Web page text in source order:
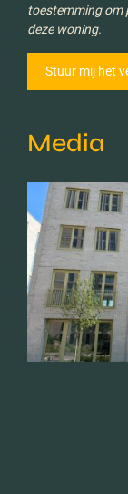
toestemming om
deze woning.
Media